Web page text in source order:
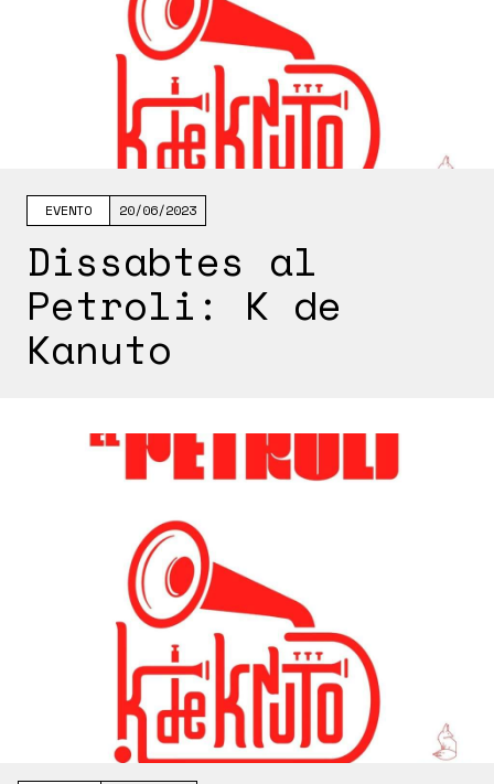
EVENTO 20/06/2023
Dissabtes al
Petroli: K de
Kanuto